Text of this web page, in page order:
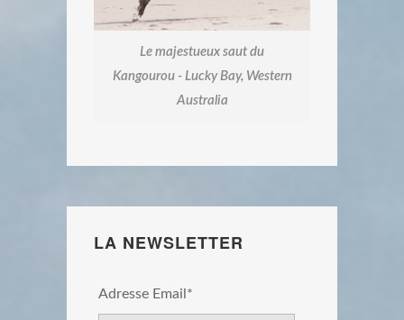
Le majestueux saut du
Kangourou - Lucky Bay, Western
Australia
LA NEWSLETTER
Adresse Email*